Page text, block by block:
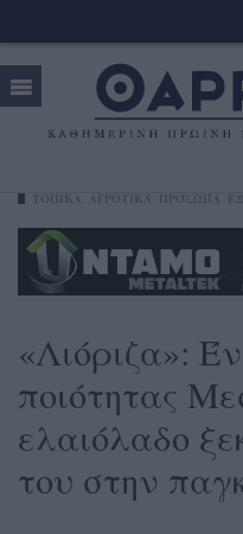
«Λιόριζα»:
ποιότητας
ελαιόλαδο
του στην